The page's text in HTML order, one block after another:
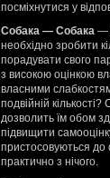
посміхнутися у
Собака — Собака —
необхідно зробити
порадувати свого
з високою оцінкою
власними
подвійній
дозволить їм обом
підвищити
пристосовуються до
практично з нічого.